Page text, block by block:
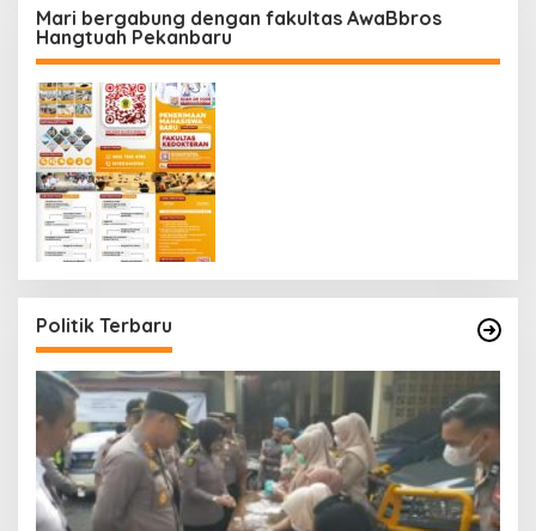
Mari bergabung dengan fakultas AwaBbros
Hangtuah Pekanbaru
Politik Terbaru